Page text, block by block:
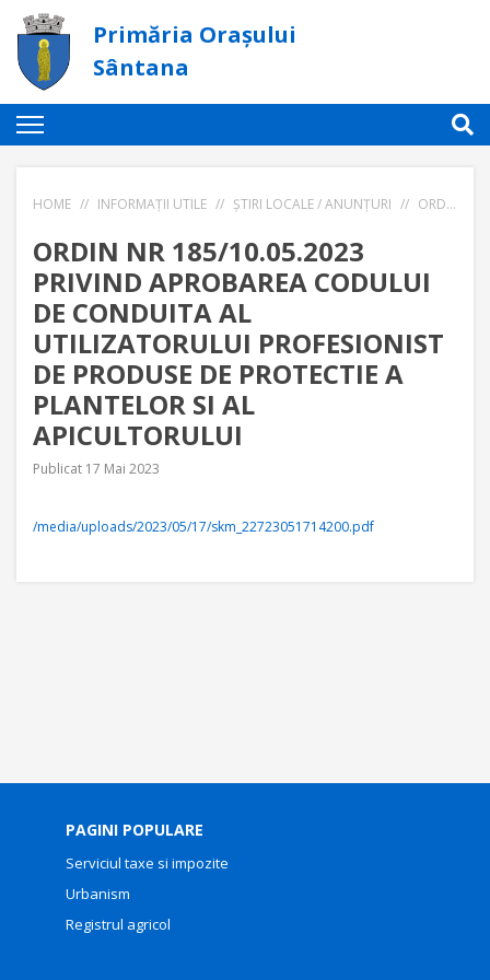
Primăria Orașului
Sântana
HOME // INFORMAȚII UTILE // ȘTIRI LOCALE / ANUNȚURI // ORDIN NR 185/10.05.2023 PRIVIND APROBAREA CODULUI DE CONDUITA AL UTILIZATORULUI PROFESIONIST DE PRODUSE DE PROTECTIE A PLANTELOR SI AL APICULTORULUI
ORDIN NR 185/10.05.2023
PRIVIND APROBAREA CODULUI
DE CONDUITA AL
UTILIZATORULUI PROFESIONIST
DE PRODUSE DE PROTECTIE A
PLANTELOR SI AL
APICULTORULUI
Publicat 17 Mai 2023
/media/uploads/2023/05/17/skm_22723051714200.pdf
PAGINI POPULARE
Serviciul taxe si impozite
Urbanism
Registrul agricol